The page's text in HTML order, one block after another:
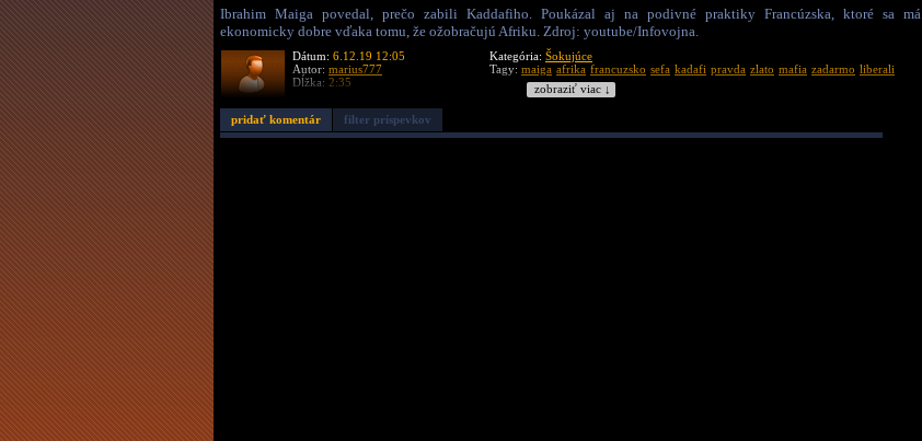
Ibrahim Maiga povedal, prečo zabili Kaddafiho. Poukázal aj na podivné praktiky Francúzska, ktoré sa má
ekonomicky dobre vďaka tomu, že ožobračujú Afriku. Zdroj: youtube/Infovojna.
Dátum: 6.12.19 12:05
Autor: marius777
Dĺžka: 2:35
Kategória: Šokujúce
Tagy: maiga afrika francuzsko sefa kadafi pravda zlato mafia zadarmo liberali
zobraziť viac ↓
pridať komentár filter príspevkov